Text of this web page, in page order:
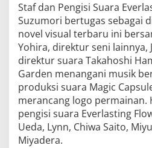
Staf dan Pengisi Suara
Suzumori bertugas sebagai
novel visual terbaru ini
Yohira, direktur seni lainnya,
direktur suara Takahoshi
Garden menangani musik
produksi suara Magic
merancang logo permainan.
pengisi suara Everlasting
Ueda, Lynn, Chiwa Saito,
Miyadera.